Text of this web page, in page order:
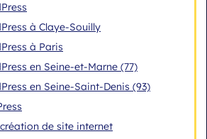
à Claye-Souilly
à Paris
en Seine-et-Marne (77)
en Seine-Saint-Denis (93)
de site internet